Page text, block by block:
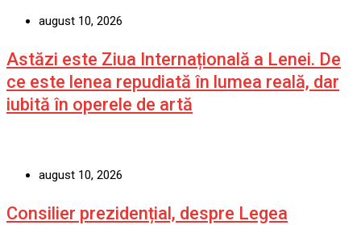
august 10, 2026
Astăzi este Ziua Internațională a Lenei. De
ce este lenea repudiată în lumea reală, dar
iubită în operele de artă
august 10, 2026
Consilier prezidențial, despre Legea